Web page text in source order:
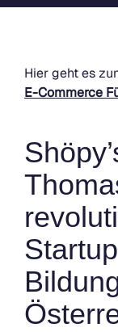
Hier geht es
E-Commerce